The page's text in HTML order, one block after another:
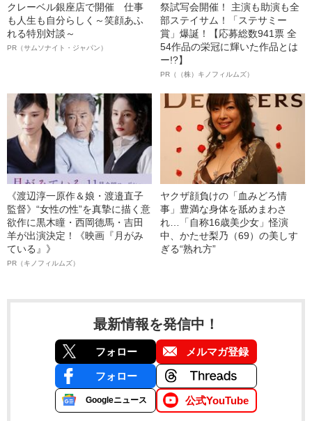
クレーベル銀座店で開催 仕事
も人生も自分らしく～笑顔あふ
れる特別対談～
PR（サムソナイト・ジャパン）
祭試写会開催！ 主演も助演も全
部ステイサム！「ステサミー
賞」爆誕！【応募総数941票 全
54作品の栄冠に輝いた作品とは
ー!?】
PR（（株）キノフィルムズ）
《渡辺淳一原作＆娘・渡邉直子
監督》“女性の性”を真摯に描く意
欲作に黒木瞳・西岡德馬・吉田
羊が出演決定！《映画『月がみ
ている』》
PR（キノフィルムズ）
ヤクザ顔負けの「血みどろ情
事」豊満な身体を舐めまわさ
れ…「自称16歳美少女」怪演
中、かたせ梨乃（69）の美しす
ぎる“熟れ方”
最新情報を発信中！
フォロー メルマガ登録
フォロー
Googleニュース 公式YouTube